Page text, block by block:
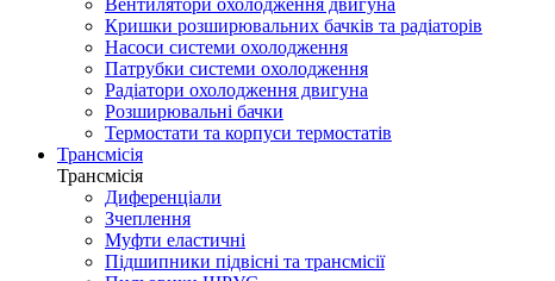
Вентилятори охолодження двигуна
Кришки розширювальних бачків та радіаторів
Насоси системи охолодження
Патрубки системи охолодження
Радіатори охолодження двигуна
Розширювальні бачки
Термостати та корпуси термостатів
Трансмісія
Трансмісія
Диференціали
Зчеплення
Муфти еластичні
Підшипники підвісні та трансмісії